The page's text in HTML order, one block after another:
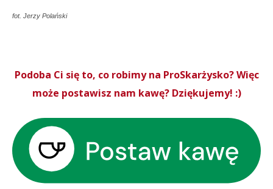
fot. Jerzy Polański
Podoba Ci się to, co robimy na ProSkarżysko? Więc
może postawisz nam kawę? Dziękujemy! :)